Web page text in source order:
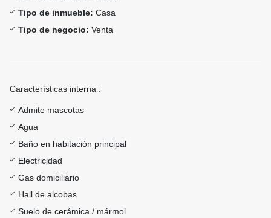
Tipo de inmueble: Casa
Tipo de negocio: Venta
Características interna :
Admite mascotas
Agua
Baño en habitación principal
Electricidad
Gas domiciliario
Hall de alcobas
Suelo de cerámica / mármol